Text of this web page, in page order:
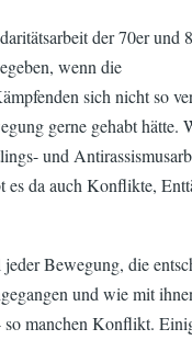
der 70er und
wenn die
sich nicht so
gerne gehabt hätte.
und
es da auch Konflikte,
Bewegung, die
und wie mit
manchen Konflikt.